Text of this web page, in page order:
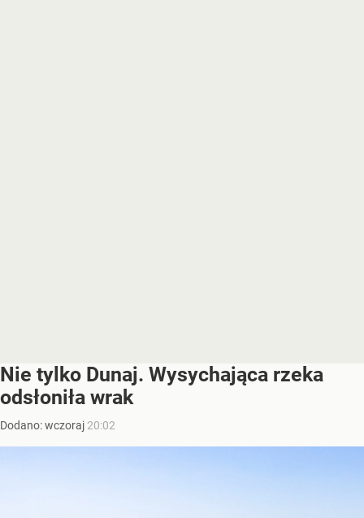
Nie tylko Dunaj. Wysychająca rzeka
odsłoniła wrak
Dodano:wczoraj 20:02